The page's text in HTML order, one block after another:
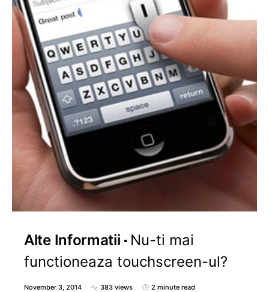
Alte Informatii
Nu-ti mai
functioneaza touchscreen-ul?
November 3, 2014 383 views 2 minute read